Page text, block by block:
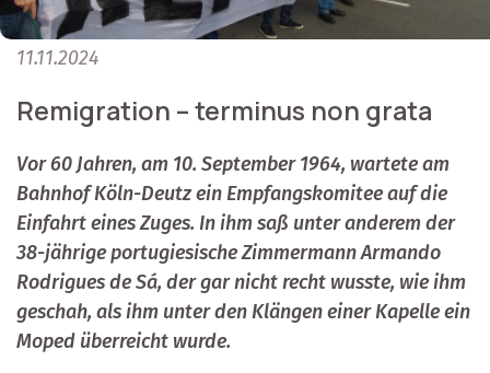
11.11.2024
Remigration – terminus non grata
Vor 60 Jahren, am 10. September 1964, wartete am
Bahnhof Köln-Deutz ein Empfangskomitee auf die
Einfahrt eines Zuges. In ihm saß unter anderem der
38-jährige portugiesische Zimmermann Armando
Rodrigues de Sá, der gar nicht recht wusste, wie ihm
geschah, als ihm unter den Klängen einer Kapelle ein
Moped überreicht wurde.